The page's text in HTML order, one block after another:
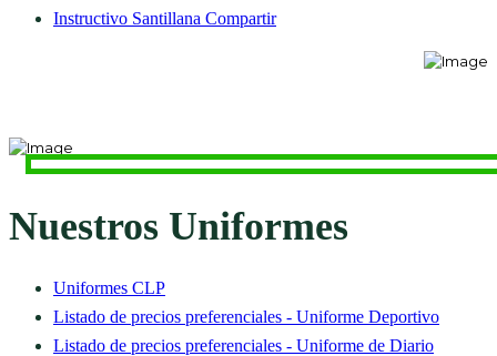
Instructivo Santillana Compartir
Nuestros Uniformes
Uniformes CLP
Listado de precios preferenciales - Uniforme Deportivo
Listado de precios preferenciales - Uniforme de Diario